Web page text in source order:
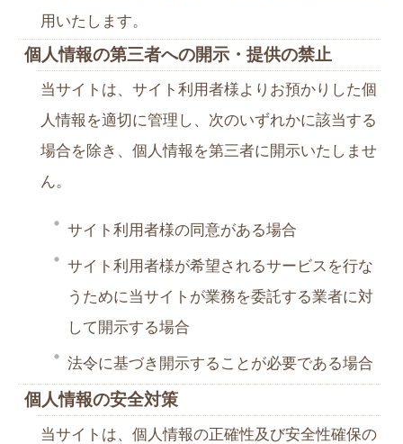
用いたします。
個人情報の第三者への開示・提供の禁止
当サイトは、サイト利用者様よりお預かりした個
人情報を適切に管理し、次のいずれかに該当する
場合を除き、個人情報を第三者に開示いたしませ
ん。
サイト利用者様の同意がある場合
サイト利用者様が希望されるサービスを行な
うために当サイトが業務を委託する業者に対
して開示する場合
法令に基づき開示することが必要である場合
個人情報の安全対策
当サイトは、個人情報の正確性及び安全性確保の